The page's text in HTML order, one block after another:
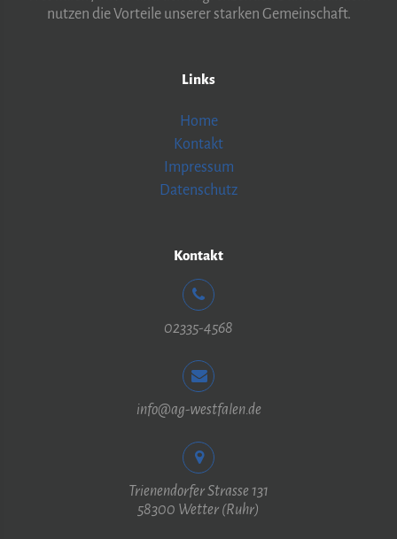
nutzen die Vorteile unserer starken Gemeinschaft.
Links
Home
Kontakt
Impressum
Datenschutz
Kontakt
02335-4568
info@ag-westfalen.de
Trienendorfer Strasse 131
58300 Wetter (Ruhr)